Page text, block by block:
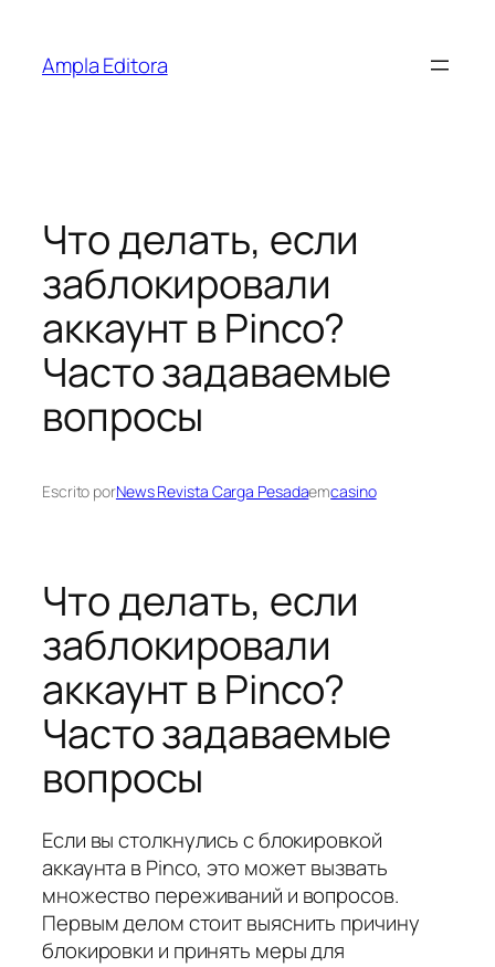
Ampla Editora
Что делать, если
заблокировали
аккаунт в Pinco?
Часто задаваемые
вопросы
Escrito porNews Revista Carga Pesadaemcasino
Что делать, если
заблокировали
аккаунт в Pinco?
Часто задаваемые
вопросы
Если вы столкнулись с блокировкой
аккаунта в Pinco, это может вызвать
множество переживаний и вопросов.
Первым делом стоит выяснить причину
блокировки и принять меры для